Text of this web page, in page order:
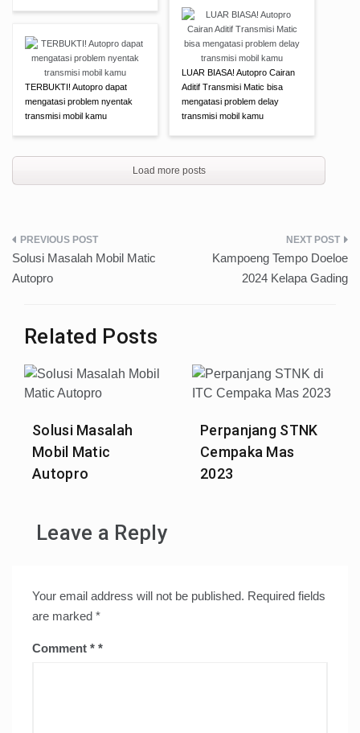
TERBUKTI! Autopro dapat
mengatasi problem nyentak
transmisi mobil kamu
LUAR BIASA! Autopro Cairan
Aditif Transmisi Matic bisa
mengatasi problem delay
transmisi mobil kamu
Load more posts
Post
navigation
Solusi Masalah Mobil Matic
Autopro
Kampoeng Tempo Doeloe
2024 Kelapa Gading
Related Posts
Solusi Masalah
Mobil Matic
Autopro
Perpanjang STNK
Cempaka Mas
2023
Leave a Reply
Your email address will not be published. Required fields
are marked *
Comment *